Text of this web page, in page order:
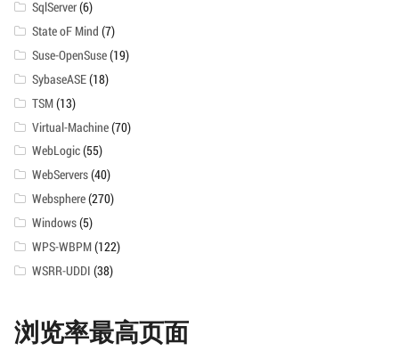
SqlServer(6)
State oF Mind (7)
Suse-OpenSuse(19)
SybaseASE(18)
TSM(13)
Virtual-Machine(70)
WebLogic(55)
WebServers(40)
Websphere(270)
Windows(5)
WPS-WBPM(122)
WSRR-UDDI (38)
浏览率最高页面